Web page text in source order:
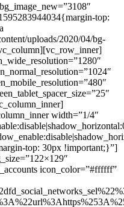
top:
uploads/2020/04/bg-
width=”1/4″
top: 30px !important;}”]
icon_color=”#ffffff”